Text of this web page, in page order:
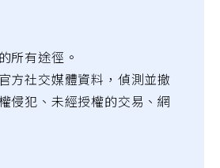
所有途徑。
方社交媒體資料，偵測並撤
侵犯、未經授權的交易、網